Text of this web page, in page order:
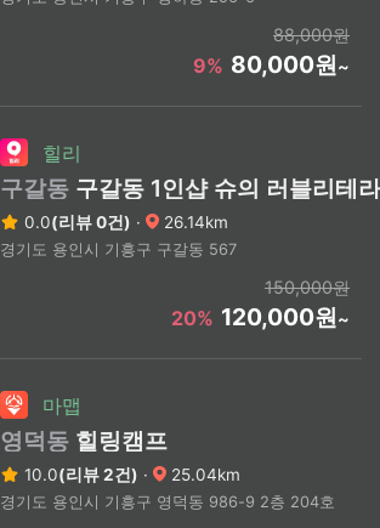
88,000원
9% 80,000원~
힐리
구갈동 구갈동 1인샵 슈의 러블리테
0.0(리뷰 0건) · 26.14km
경기도 용인시 기흥구 구갈동 567
150,000원
20% 120,000원~
마맵
영덕동 힐링캠프
10.0(리뷰 2건) · 25.04km
경기도 용인시 기흥구 영덕동 986-9 2층 204호